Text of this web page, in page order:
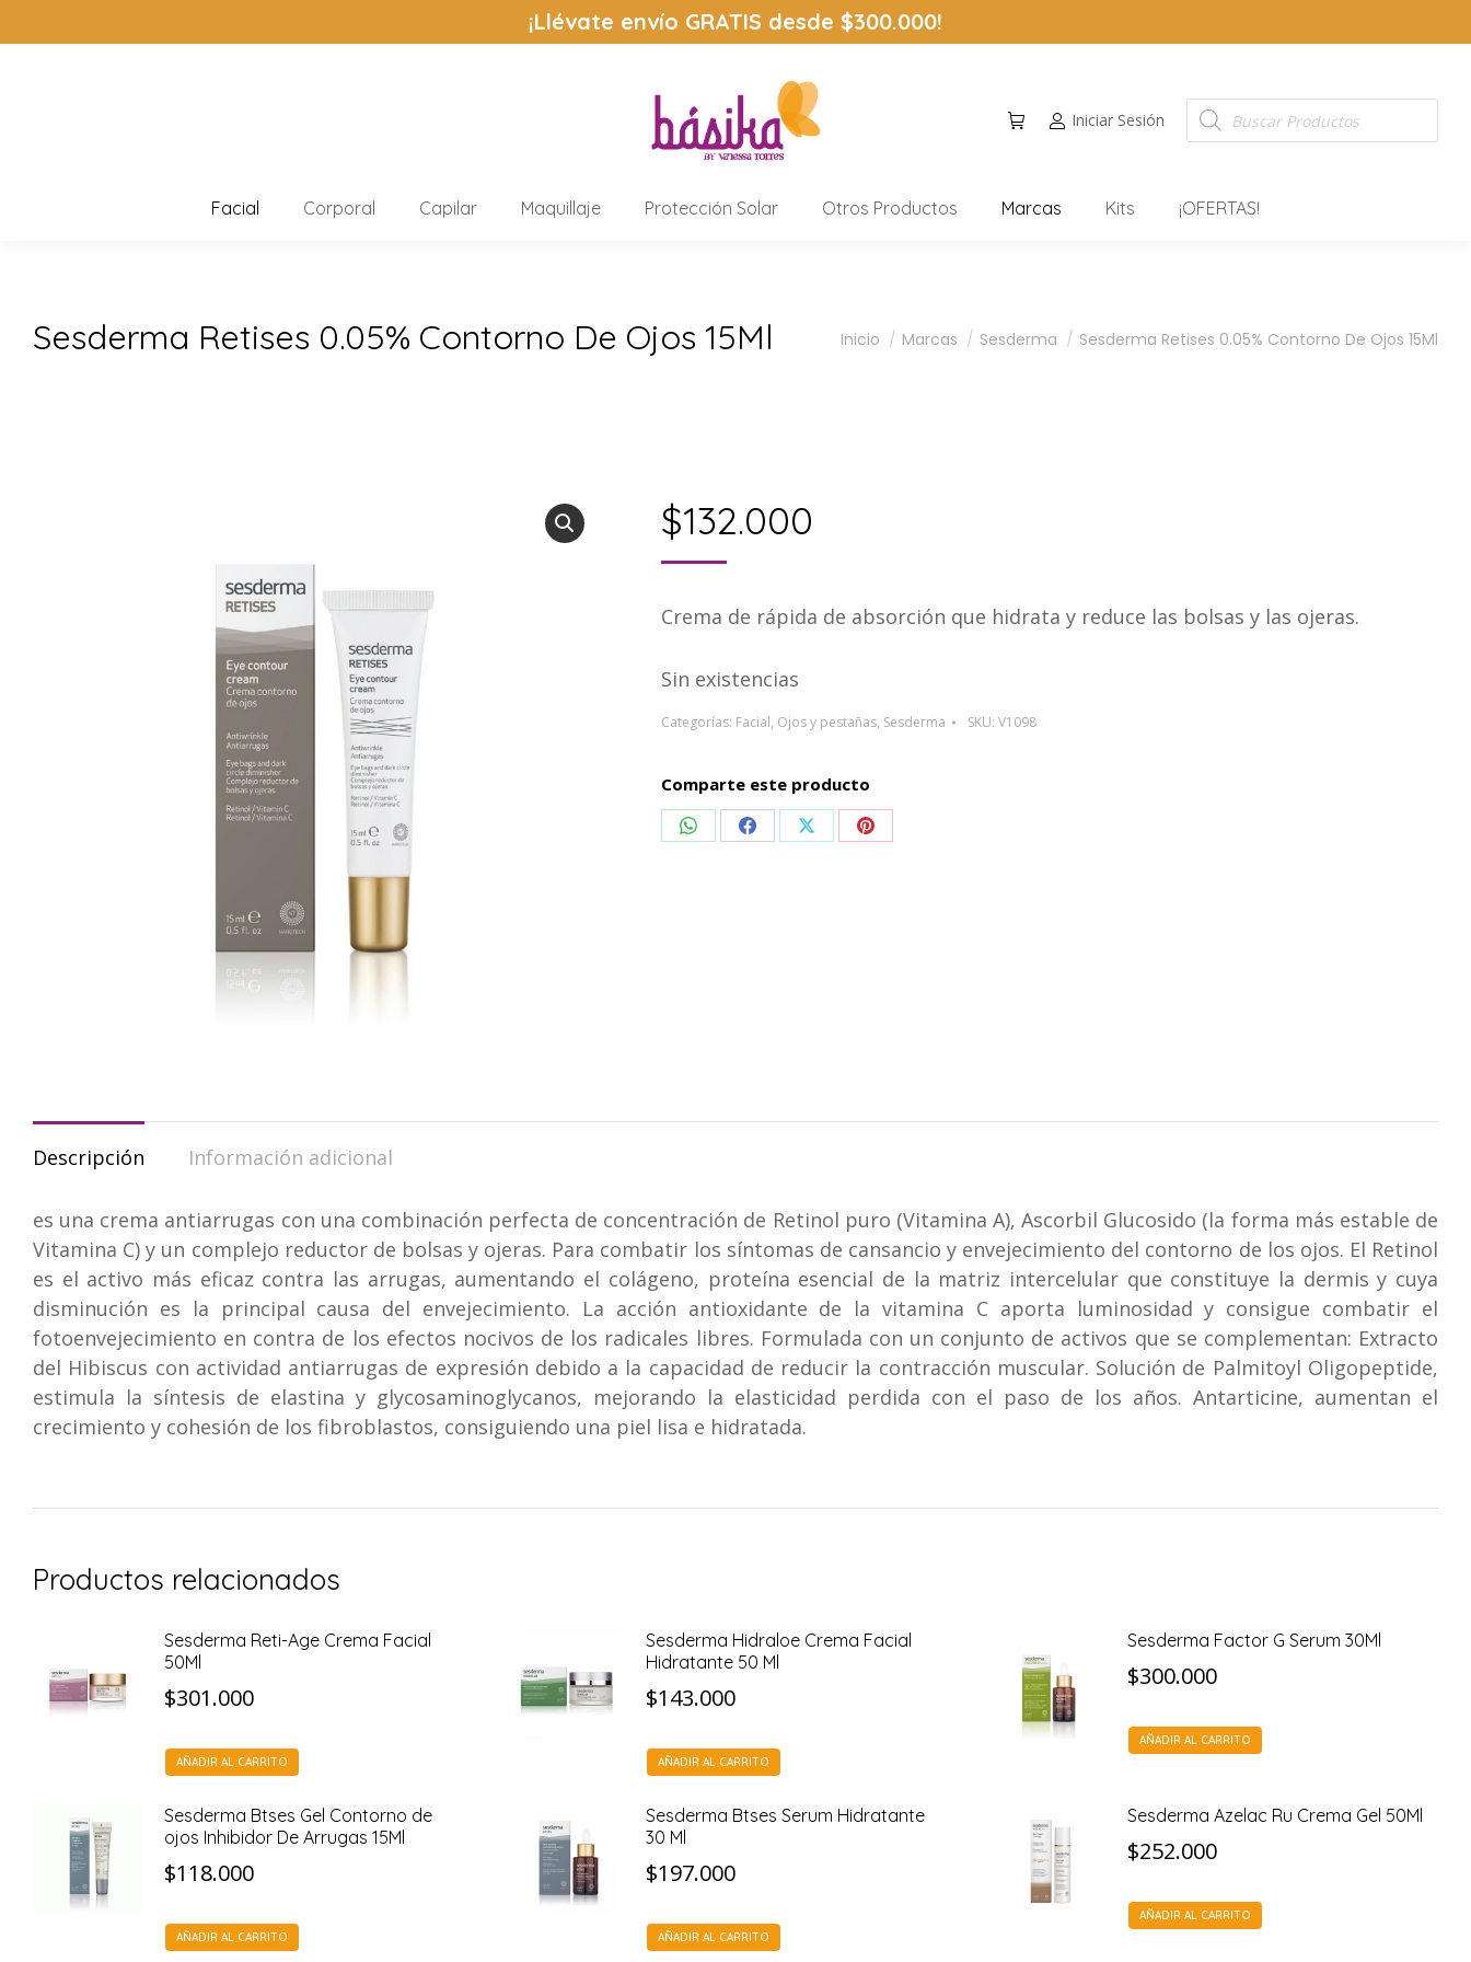
¡Llévate envío GRATIS desde $300.000!
Iniciar Sesión
Facial Corporal Capilar Maquillaje Protección Solar Otros Productos Marcas Kits ¡OFERTAS!
Sesderma Retises 0.05% Contorno De Ojos 15Ml Estás aquí:
Inicio Marcas Sesderma Sesderma Retises 0.05% Contorno De Ojos 15Ml
$132.000
Crema de rápida de absorción que hidrata y reduce las bolsas y las ojeras.
Sin existencias
Categorías: Facial, Ojos y pestañas, Sesderma SKU: V1098
Comparte este producto
CompartirCompartirCompartirCompartir
Descripción Información adicional
es una crema antiarrugas con una combinación perfecta de concentración de Retinol puro (Vitamina A), Ascorbil Glucosido (la forma más estable de
Vitamina C) y un complejo reductor de bolsas y ojeras. Para combatir los síntomas de cansancio y envejecimiento del contorno de los ojos. El Retinol
es el activo más eficaz contra las arrugas, aumentando el colágeno, proteína esencial de la matriz intercelular que constituye la dermis y cuya
disminución es la principal causa del envejecimiento. La acción antioxidante de la vitamina C aporta luminosidad y consigue combatir el
fotoenvejecimiento en contra de los efectos nocivos de los radicales libres. Formulada con un conjunto de activos que se complementan: Extracto
del Hibiscus con actividad antiarrugas de expresión debido a la capacidad de reducir la contracción muscular. Solución de Palmitoyl Oligopeptide,
estimula la síntesis de elastina y glycosaminoglycanos, mejorando la elasticidad perdida con el paso de los años. Antarticine, aumentan el
crecimiento y cohesión de los fibroblastos, consiguiendo una piel lisa e hidratada.
Productos relacionados
Sesderma Reti-Age Crema Facial
50Ml
$301.000
AÑADIR AL CARRITO
Sesderma Hidraloe Crema Facial
Hidratante 50 Ml
$143.000
AÑADIR AL CARRITO
Sesderma Factor G Serum 30Ml
$300.000
AÑADIR AL CARRITO
Sesderma Btses Gel Contorno de
ojos Inhibidor De Arrugas 15Ml
$118.000
AÑADIR AL CARRITO
Sesderma Btses Serum Hidratante
30 Ml
$197.000
AÑADIR AL CARRITO
Sesderma Azelac Ru Crema Gel 50Ml
$252.000
AÑADIR AL CARRITO